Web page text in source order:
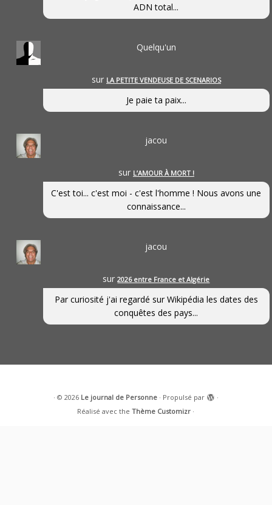
ADN total...
Quelqu'un
sur LA PETITE VENDEUSE DE SCENARIOS
Je paie ta paix...
jacou
sur L’AMOUR À MORT !
C'est toi... c'est moi - c'est l'homme ! Nous avons une
connaissance...
jacou
sur2026 entre France et Algérie
Par curiosité j'ai regardé sur Wikipédia les dates des
conquêtes des pays...
· © 2026 Le journal de Personne· Propulsé par
·
Réalisé avec theThème Customizr ·